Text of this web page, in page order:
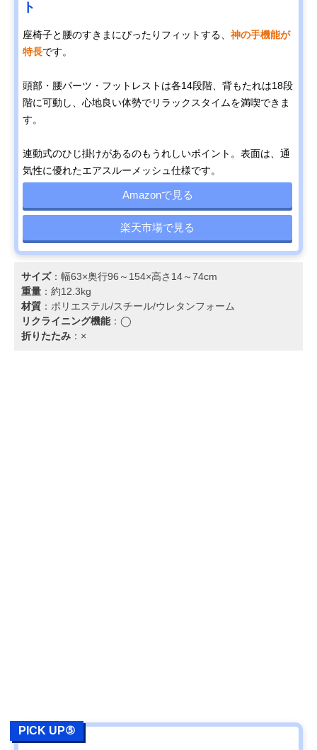
ト
座椅子と腰のすきまにぴったりフィットする、 神の手機能が
特長です。
頭部・腰パーツ・フットレストは各14段階、背もたれは18段
階に可動し、心地良い体勢でリラックスタイムを満喫できま
す。
連動式のひじ掛けがあるのもうれしいポイント。表面は、通
気性に優れたエアスルーメッシュ仕様です。
Amazonで見る
楽天市場で見る
サイズ：幅63×奥行96～154×高さ14～74cm
重量 ：約12.3kg
材質 ：ポリエステル/スチール/ウレタンフォーム
リクライニング機能：◯
折りたたみ ：×
PICK UP⑤